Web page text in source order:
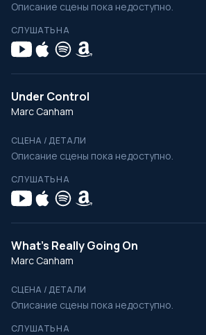
Описание сцены пока недоступно.
СЛУШАТЬ НА
Under Control
Marc Canham
СЦЕНА / ДЕТАЛИ
Описание сцены пока недоступно.
СЛУШАТЬ НА
What's Really Going On
Marc Canham
СЦЕНА / ДЕТАЛИ
Описание сцены пока недоступно.
СЛУШАТЬ НА